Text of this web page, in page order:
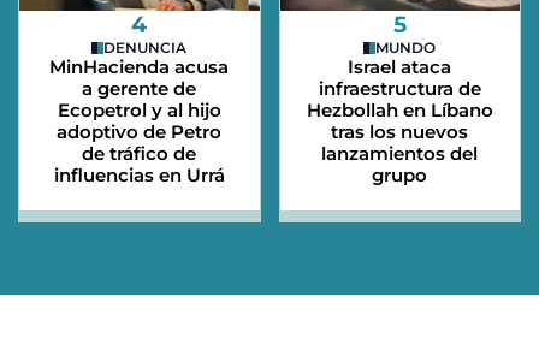
4
DENUNCIA
MinHacienda acusa
a gerente de
Ecopetrol y al hijo
adoptivo de Petro
de tráfico de
influencias en Urrá
5
MUNDO
Israel ataca
infraestructura de
Hezbollah en Líbano
tras los nuevos
lanzamientos del
grupo